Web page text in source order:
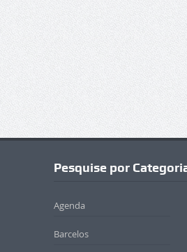
Pesquise por
Agenda
Barcelos